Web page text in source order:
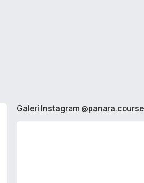
Galeri Instagram @panara.course